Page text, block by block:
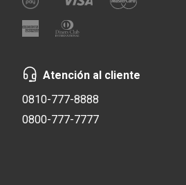
Atención al cliente
0810-777-8888
0800-777-7777